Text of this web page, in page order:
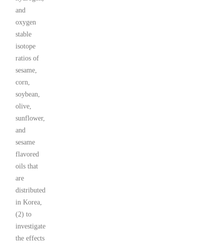
and
oxygen
stable
isotope
ratios of
sesame,
corn,
soybean,
olive,
sunflower,
and
sesame
flavored
oils that
are
distributed
in Korea,
(2) to
investigate
the effects